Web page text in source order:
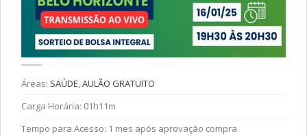
Áreas: SAÚDE,AULÃO GRATUITO
Carga Horária: 01h11m
Tempo para Acesso: 1 mes após aprovação compra